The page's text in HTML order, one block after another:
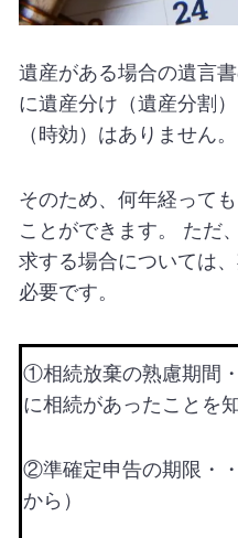
遺産がある場合の遺言
に遺産分け（遺産分割
（時効）はありません。
そのため、何年経って
ことができます。 ただ
求する場合については
必要です。
①相続放棄の熟慮期間
に相続があったことを
②準確定申告の期限・
から）